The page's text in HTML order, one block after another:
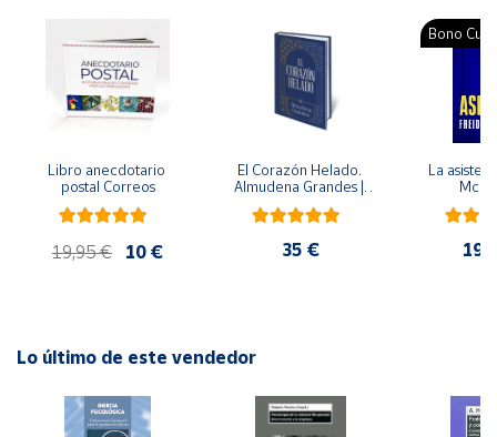
Península
Baleares
Idioma: Español
Libro anecdotario
postal Correos
19,95 € 10 €
El Corazón Helado.
Almudena Grandes |
Edición especial de
lujo | Libro con sello y
35 €
Bono
La
Lo último de este vendedor